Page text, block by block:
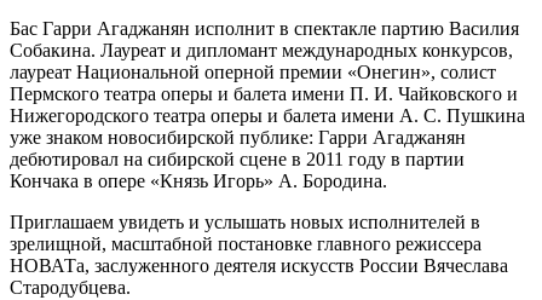
Бас Гарри Агаджанян исполнит в спектакле партию Василия
Собакина. Лауреат и дипломант международных конкурсов,
лауреат Национальной оперной премии «Онегин», солист
Пермского театра оперы и балета имени П. И. Чайковского и
Нижегородского театра оперы и балета имени А. С. Пушкина
уже знаком новосибирской публике: Гарри Агаджанян
дебютировал на сибирской сцене в 2011 году в партии
Кончака в опере «Князь Игорь» А. Бородина.
Приглашаем увидеть и услышать новых исполнителей в
зрелищной, масштабной постановке главного режиссера
НОВАТа, заслуженного деятеля искусств России Вячеслава
Стародубцева.